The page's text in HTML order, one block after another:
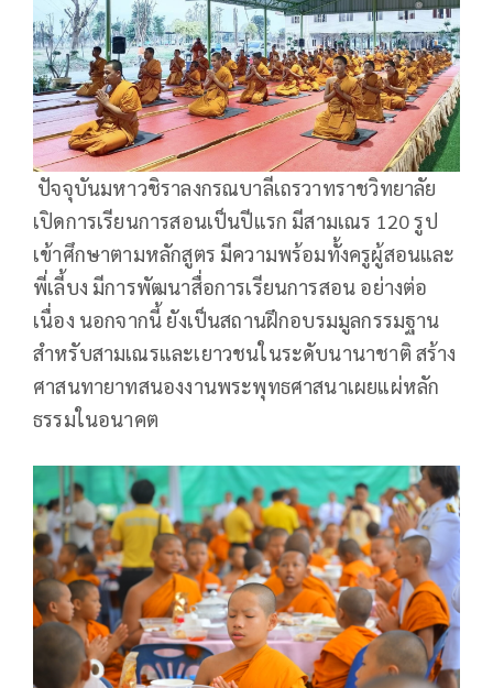
ปัจจุบันมหาวชิราลงกรณบาลีเถรวาทราชวิทยาลัย
เปิดการเรียนการสอนเป็นปีแรก มีสามเณร 120 รูป
เข้าศึกษาตามหลักสูตร มีความพร้อมทั้งครูผู้สอนและ
พี่เลี้บง มีการพัฒนาสื่อการเรียนการสอน อย่างต่อ
เนื่อง นอกจากนี้ ยังเป็นสถานฝึกอบรมมูลกรรมฐาน
สำหรับสามเณรและเยาวชนในระดับนานาชาติ สร้าง
ศาสนทายาทสนองงานพระพุทธศาสนาเผยแผ่หลัก
ธรรมในอนาคต